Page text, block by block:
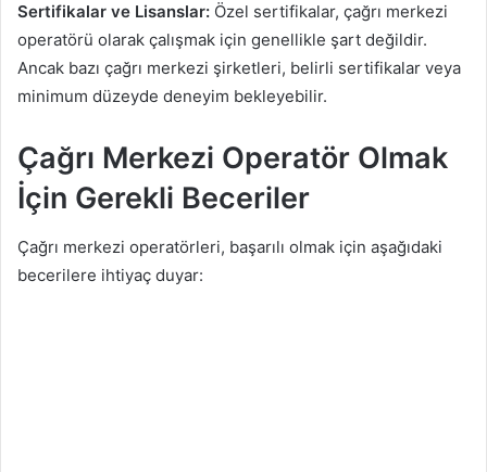
Sertifikalar ve Lisanslar: Özel sertifikalar, çağrı merkezi
operatörü olarak çalışmak için genellikle şart değildir.
Ancak bazı çağrı merkezi şirketleri, belirli sertifikalar veya
minimum düzeyde deneyim bekleyebilir.
Çağrı Merkezi Operatör Olmak
İçin Gerekli Beceriler
Çağrı merkezi operatörleri, başarılı olmak için aşağıdaki
becerilere ihtiyaç duyar: